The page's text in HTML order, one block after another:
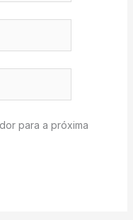
para a próxima